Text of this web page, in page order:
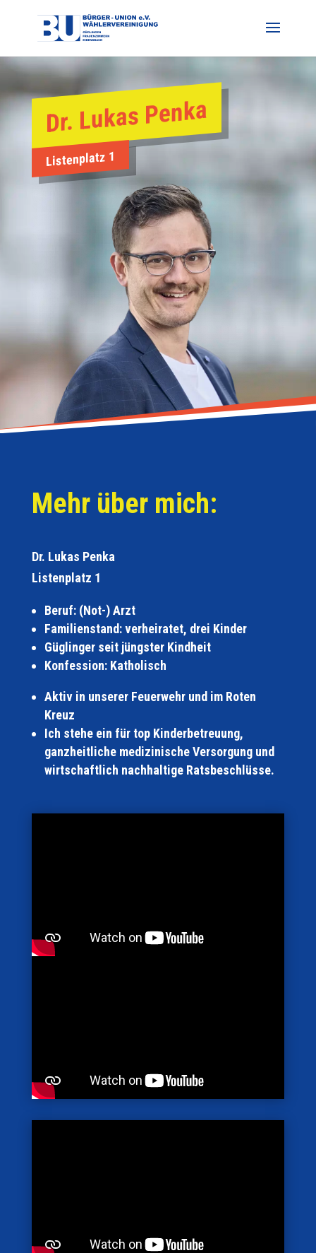
Dr. Lukas Penka
Listenplatz 1
Mehr über mich:
Dr. Lukas Penka
Listenplatz 1
Beruf: (Not-) Arzt
Familienstand: verheiratet, drei Kinder
Güglinger seit jüngster Kindheit
Konfession: Katholisch
Aktiv in unserer Feuerwehr und im Roten
Kreuz
Ich stehe ein für top Kinderbetreuung,
ganzheitliche medizinische Versorgung und
wirtschaftlich nachhaltige Ratsbeschlüsse.